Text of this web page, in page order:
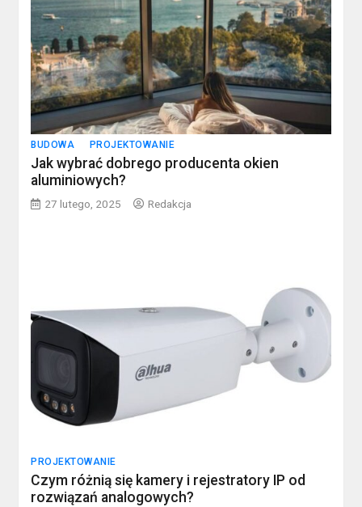
BUDOWA PROJEKTOWANIE
Jak wybrać dobrego producenta okien
aluminiowych?
27 lutego, 2025 Redakcja
PROJEKTOWANIE
Czym różnią się kamery i rejestratory IP od
rozwiązań analogowych?